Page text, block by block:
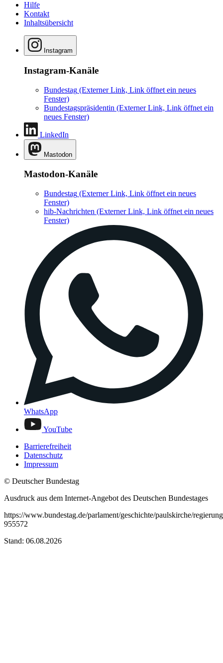
Hilfe
Kontakt
Inhaltsübersicht
Instagram
Instagram-Kanäle
Bundestag (Externer Link, Link öffnet ein neues
Fenster)
Bundestagspräsidentin (Externer Link, Link öffnet ein
neues Fenster)
LinkedIn
Mastodon
Mastodon-Kanäle
Bundestag (Externer Link, Link öffnet ein neues
Fenster)
hib-Nachrichten (Externer Link, Link öffnet ein neues
Fenster)
WhatsApp
YouTube
Barrierefreiheit
Datenschutz
Impressum
© Deutscher Bundestag
Ausdruck aus dem Internet-Angebot des Deutschen Bundestages
https://www.bundestag.de/parlament/geschichte/paulskirche/
955572
Stand: 06.08.2026